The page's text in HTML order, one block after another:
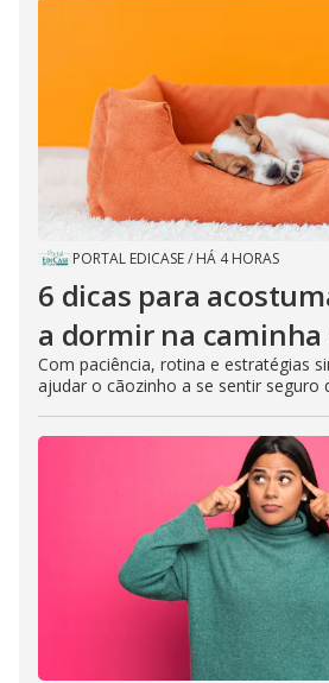
PORTAL EDICASE/ HÁ 4 HORAS
6 dicas para
a dormir na caminha
Com paciência, rotina e estratégias
ajudar o cãozinho a se sentir seguro